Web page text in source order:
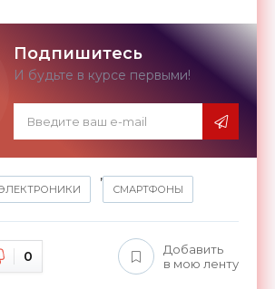
Подпишитесь
И будьте в курсе первыми!
,
СМАРТФОНЫ
0
Добавить
в мою ленту